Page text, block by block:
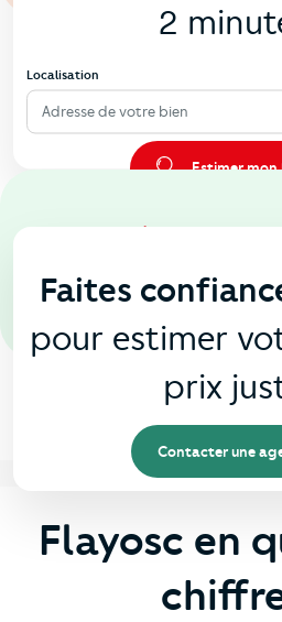
2
Localisation
Adresse de votre bien
Estimer mon
En
Faites
pour estimer
prix
Contacter une
Flayosc en